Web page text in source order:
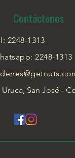
Contáctenos
2248-1313
2248-1313
Uruca, San José -